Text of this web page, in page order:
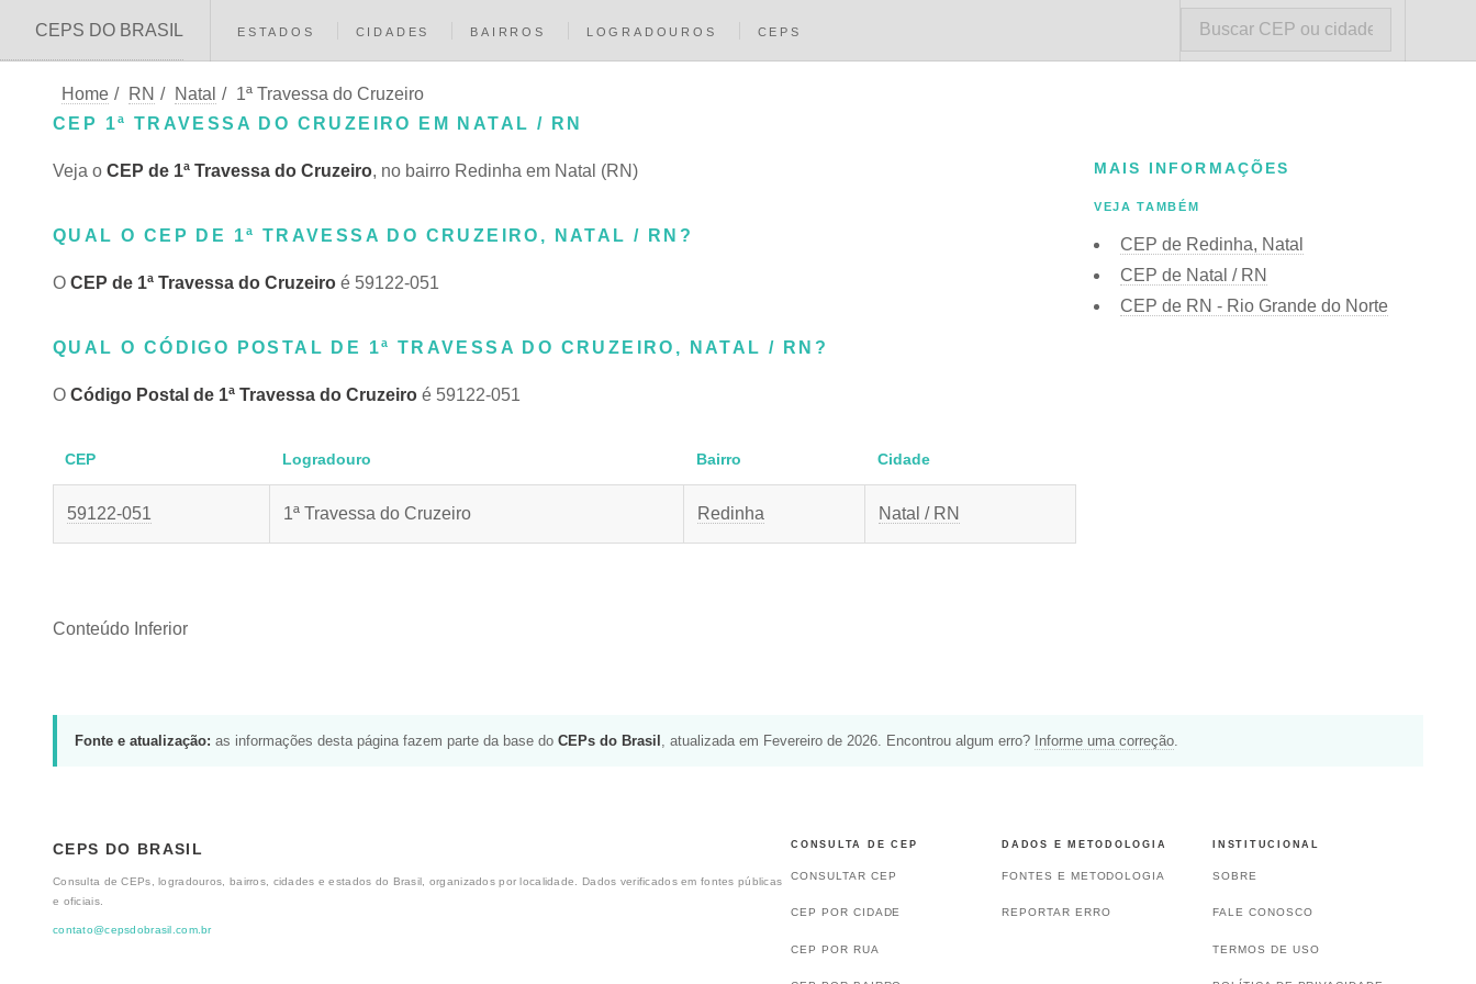
CEPS DO BRASIL ESTADOS CIDADES BAIRROS LOGRADOUROS CEPS
Home / RN / Natal / 1ª Travessa do Cruzeiro
CEP 1ª TRAVESSA DO CRUZEIRO EM NATAL / RN
Veja o CEP de 1ª Travessa do Cruzeiro, no bairro Redinha em Natal (RN)
QUAL O CEP DE 1ª TRAVESSA DO CRUZEIRO, NATAL / RN?
O CEP de 1ª Travessa do Cruzeiro é 59122-051
QUAL O CÓDIGO POSTAL DE 1ª TRAVESSA DO CRUZEIRO, NATAL / RN?
O Código Postal de 1ª Travessa do Cruzeiro é 59122-051
CEP Logradouro Bairro Cidade
59122-051 1ª Travessa do Cruzeiro Redinha Natal / RN
Conteúdo Inferior
MAIS INFORMAÇÕES
VEJA TAMBÉM
CEP de Redinha, Natal
CEP de Natal / RN
CEP de RN - Rio Grande do Norte
Fonte e atualização: as informações desta página fazem parte da base do CEPs do Brasil , atualizada em Fevereiro de 2026. Encontrou algum erro? Informe uma correção
CEPS DO BRASIL
Consulta de CEPs, logradouros, bairros, cidades e estados do Brasil, organizados por localidade. Dados verificados em fontes públicas
e oficiais.
contato@cepsdobrasil.com.br
CONSULTA DE CEP
CONSULTAR CEP
CEP POR CIDADE
CEP POR RUA
DADOS E METODOLOGIA
FONTES E METODOLOGIA
REPORTAR ERRO
INSTITUCIONAL
SOBRE
FALE CONOSCO
TERMOS DE USO